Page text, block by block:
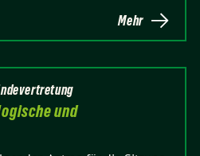
Mehr
und